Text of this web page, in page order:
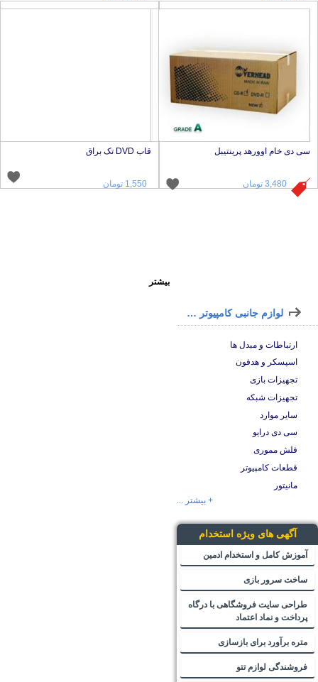
سی دی خام اوورهد پرینتیبل
3,480 تومان
قاب DVD تک براق
1,550 تومان
بیشتر
لوازم جانبی کامپیوتر و لپ تاپ
ارتباطات و مبدل ها
اسپسکر و هدفون
تجهیزات بازی
تجهیزات شبکه
سایر موارد
سی دی درایو
فلش مموری
قطعات کامپیوتر
مانیتور
+ بیشتر ...
آگهی های ویژه استخدام
آموزش کامل و استخدام ادمین
ساخت سرور بازی
طراحی سایت فروشگاهی با درگاه
پرداخت و نماد اعتماد
متره برآورد برای بازسازی
فروشندگی لوازم تتو